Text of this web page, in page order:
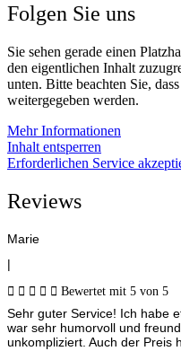
Folgen Sie uns
Sie sehen gerade einen
den eigentlichen Inhalt
unten. Bitte beachten Sie,
weitergegeben werden.
Mehr Informationen
Inhalt entsperren
Erforderlichen Service
Reviews
Marie
|
     Bewertet mit 5 von 5
Sehr guter Service! Ich habe
war sehr humorvoll und
unkompliziert. Auch der Preis